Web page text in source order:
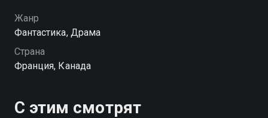
неожиданный поворот
Жанр
Фантастика, Драма
Страна
Франция, Канада
С этим смотрят